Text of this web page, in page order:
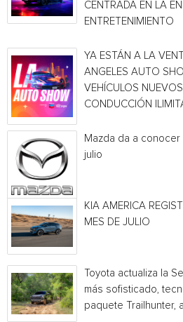
CENTRADA EN LA
ENTRETENIMIENTO
YA ESTÁN A LA
ANGELES AUTO
VEHÍCULOS
CONDUCCIÓN
Mazda da a
julio
KIA AMERICA
MES DE JULIO
Toyota actualiza la
más sofisticado,
paquete Trailhunter,